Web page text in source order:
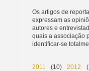
Os artigos de
expressam as
autores e
quais a associação
identificar-se
2011 (10) 2012